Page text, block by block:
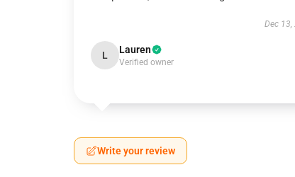
Dec 13,
L Lauren
Verified owner
Write your review